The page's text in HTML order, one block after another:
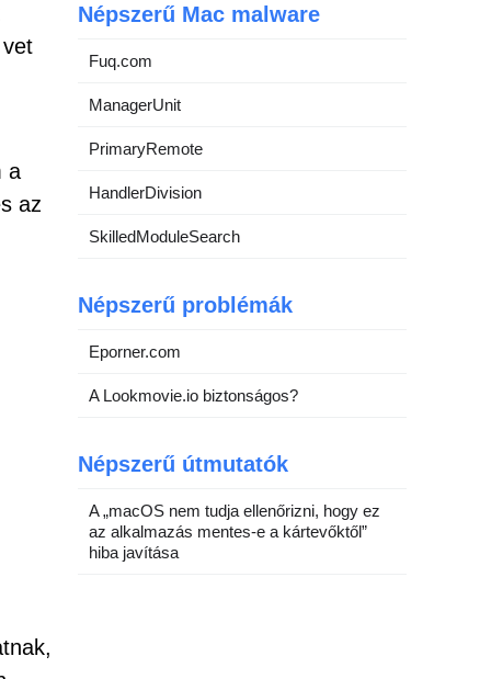
a
az
Népszerű Mac malware
Fuq.com
ManagerUnit
PrimaryRemote
HandlerDivision
SkilledModuleSearch
Népszerű problémák
Eporner.com
A Lookmovie.io biztonságos?
Népszerű útmutatók
A „macOS nem tudja ellenőrizni, hogy ez
az alkalmazás mentes-e a kártevőktől”
hiba javítása